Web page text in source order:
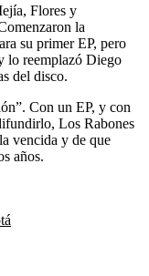
Flores y
la
su primer EP, pero
lo reemplazó Diego
del disco.
Con un EP, y con
Los Rabones
vencida y de que
años.